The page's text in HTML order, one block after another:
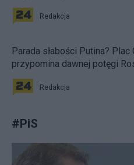
Redakcja
Parada słabości Putina?
przypomina dawnej potęgi
Redakcja
#PiS